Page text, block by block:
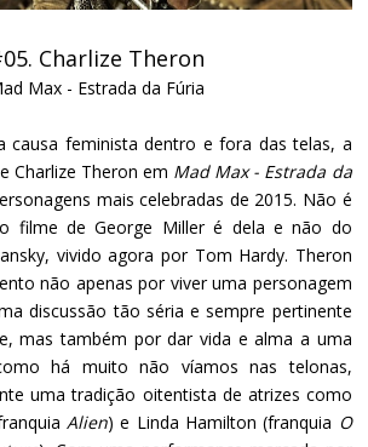
Charlize Theron
Max - Estrada da Fúria
causa feminista dentro e fora das telas, a
Charlize Theron em Mad Max - Estrada da
mais celebradas de 2015. Não é
filme de George Miller é dela e não do
vivido agora por Tom Hardy. Theron
não apenas por viver uma personagem
discussão tão séria e sempre pertinente
mas também por dar vida e alma a uma
há muito não víamos nas telonas,
uma tradição oitentista de atrizes como
Alien) e Linda Hamilton (franquia O